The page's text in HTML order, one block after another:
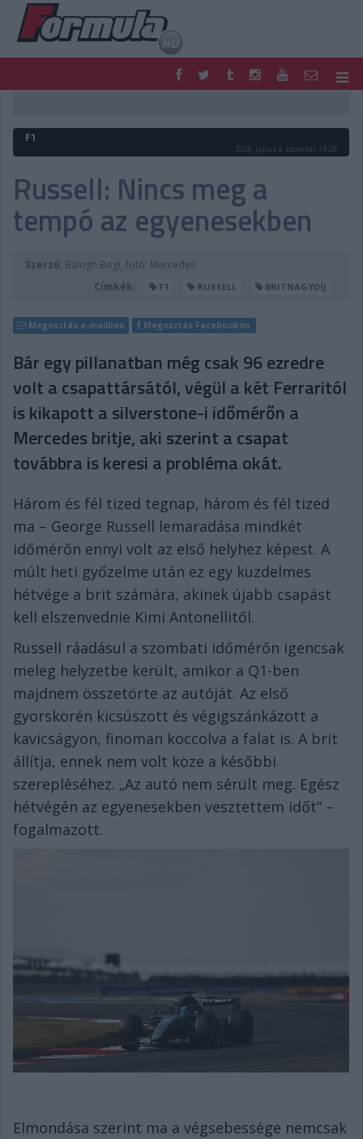
FORMULA
MOTOR
PODCAST
SHOP
LIVE
TIPPJÁTÉK
DIGITÁLIS MAGAZIN
PONTÁLLÁSOK
F1
2026. július 4. szombat, 19:28
Russell: Nincs meg a
tempó az egyenesekben
Szerző: Balogh Bogi, fotó: Mercedes
Címkék:
F1 RUSSELL BRITNAGYDÍJ
Megosztás e-mailben Megosztás Facebookon
Bár egy pillanatban még csak 96 ezredre
volt a csapattársától, végül a két Ferraritól
is kikapott a silverstone-i időmérőn a
Mercedes britje, aki szerint a csapat
továbbra is keresi a probléma okát.
Három és fél tized tegnap, három és fél tized
ma – George Russell lemaradása mindkét
időmérőn ennyi volt az első helyhez képest. A
múlt heti győzelme után ez egy küzdelmes
hétvége a brit számára, akinek újabb csapást
kell elszenvednie Kimi Antonellitől.
Russell ráadásul a szombati időmérőn igencsak
meleg helyzetbe került, amikor a Q1-ben
majdnem összetörte az autóját. Az első
gyorskörén kicsúszott és végigszánkázott a
kavicságyon, finoman koccolva a falat is. A brit
állítja, ennek nem volt köze a későbbi
szerepléséhez. „Az autó nem sérült meg. Egész
hétvégén az egyenesekben vesztettem időt” –
fogalmazott.
Elmondása szerint ma a végsebessége nemcsak